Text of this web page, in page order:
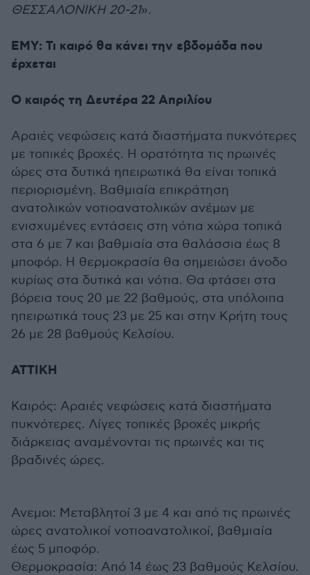
ΘΕΣΣΑΛΟΝΙΚΗ 20-21».
ΕΜΥ: Τι καιρό θα κάνει την εβδομάδα που
έρχεται
Ο καιρός τη Δευτέρα 22 Απριλίου
Αραιές νεφώσεις κατά διαστήματα πυκνότερες
με τοπικές βροχές. Η ορατότητα τις πρωινές
ώρες στα δυτικά ηπειρωτικά θα είναι τοπικά
περιορισμένη. Βαθμιαία επικράτηση
ανατολικών νοτιοανατολικών ανέμων με
ενισχυμένες εντάσεις στη νότια χώρα τοπικά
στα 6 με 7 και βαθμιαία στα θαλάσσια έως 8
μποφόρ. Η θερμοκρασία θα σημειώσει άνοδο
κυρίως στα δυτικά και νότια. Θα φτάσει στα
βόρεια τους 20 με 22 βαθμούς, στα υπόλοιπα
ηπειρωτικά τους 23 με 25 και στην Κρήτη τους
26 με 28 βαθμούς Κελσίου.
ΑΤΤΙΚΗ
Καιρός: Αραιές νεφώσεις κατά διαστήματα
πυκνότερες. Λίγες τοπικές βροχές μικρής
διάρκειας αναμένονται τις πρωινές και τις
βραδινές ώρες.
Ανεμοι: Μεταβλητοί 3 με 4 και από τις πρωινές
ώρες ανατολικοί νοτιοανατολικοί, βαθμιαία
έως 5 μποφόρ.
Θερμοκρασία: Από 14 έως 23 βαθμούς Κελσίου.